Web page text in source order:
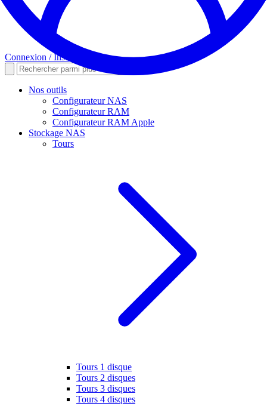
Connexion / Inscription
Nos outils
Configurateur NAS
Configurateur RAM
Configurateur RAM Apple
Stockage NAS
Tours
Tours 1 disque
Tours 2 disques
Tours 3 disques
Tours 4 disques